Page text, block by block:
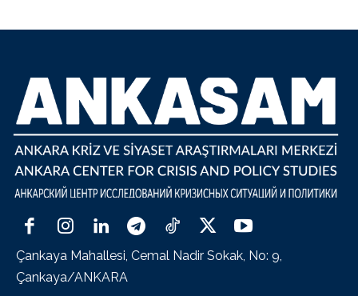
Çankaya Mahallesi, Cemal Nadir Sokak, No: 9,
Çankaya/ANKARA